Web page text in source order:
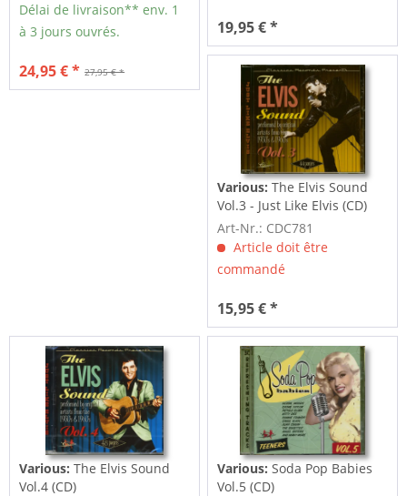
Délai de livraison** env. 1
à 3 jours ouvrés.
27,95 € *
24,95 € *
19,95 € *
Various: The Elvis Sound
Vol.3 - Just Like Elvis (CD)
Art-Nr.: CDC781
Article doit être
commandé
15,95 € *
Various: The Elvis Sound
Vol.4 (CD)
Various: Soda Pop Babies
Vol.5 (CD)